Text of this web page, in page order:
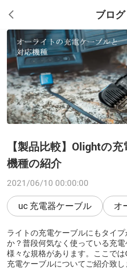
ブログ
【製品比較】Olightの
機種の紹介
2021/06/10 00:00:00
uc 充電器ケーブル オ
ライトの充電ケーブルにもタイ
か？普段何気なく使っている充
様々な規格があります。ここで
充電ケーブルについてご紹介致し